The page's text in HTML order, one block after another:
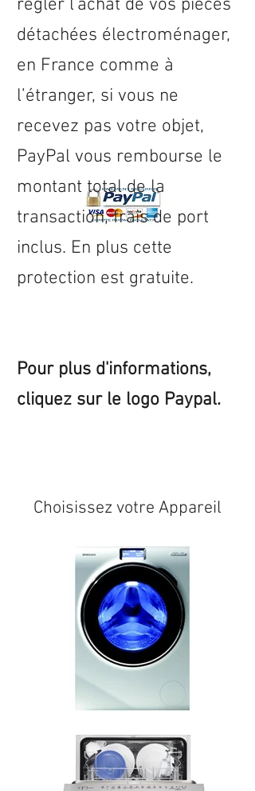
régler l'achat de vos pièces
détachées électroménager,
en France comme à
l’étranger, si vous ne
recevez pas votre objet,
PayPal vous rembourse le
montant total de la
transaction, frais de port
inclus. En plus cette
protection est gratuite.
Pour plus d'informations,
cliquez sur le logo Paypal.
Choisissez votre Appareil